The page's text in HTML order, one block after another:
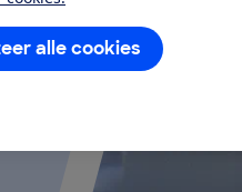
alle cookies